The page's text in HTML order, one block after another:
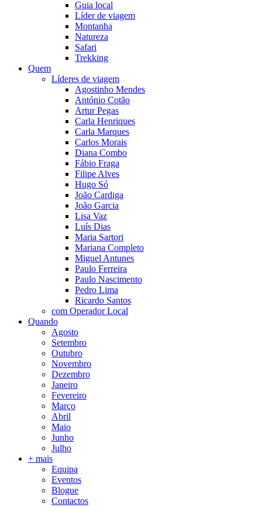
Guia local
Líder de viagem
Montanha
Natureza
Safari
Trekking
Quem
Líderes de viagem
Agostinho Mendes
António Cotão
Artur Pegas
Carla Henriques
Carla Marques
Carlos Morais
Diana Combo
Fábio Fraga
Filipe Alves
Hugo Só
João Cardiga
João Garcia
Lisa Vaz
Luís Dias
Maria Sartori
Mariana Completo
Miguel Antunes
Paulo Ferreira
Paulo Nascimento
Pedro Lima
Ricardo Santos
com Operador Local
Quando
Agosto
Setembro
Outubro
Novembro
Dezembro
Janeiro
Fevereiro
Março
Abril
Maio
Junho
Julho
+ mais
Equipa
Eventos
Blogue
Contactos